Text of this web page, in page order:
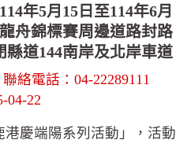
年5月15日至114年6月
舟錦標賽周邊道路封路
道144南岸及北岸車道
絡電話：04-22289111
04-22
港慶端陽系列活動」，活動